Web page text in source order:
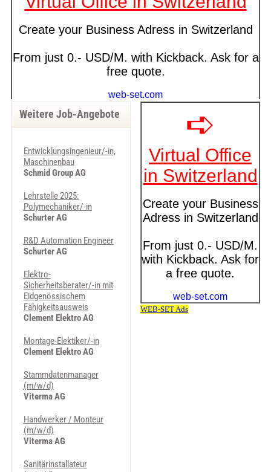
Weitere Job-Angebote
Entwicklungsingenieur/-in,
Maschinenbau
Schmid Group AG
Lehrstelle 2025:
Polymechaniker/-in
Schurter AG
R&D Automation Engineer
Schurter AG
Elektro-
Sicherheitsberater/-in mit
Eidgenössischem
Fähigkeitsausweis
Clement Elektro AG
Montage-Elektiker/-in
Clement Elektro AG
Stammdatenmanager
(m/w/d)
Viterma AG
Handwerker / Monteur
(m/w/d)
Viterma AG
Sanitärinstallateur